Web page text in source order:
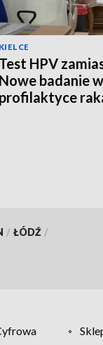
KIELCE
Test HPV
Nowe badanie w
profilaktyce
/ ŁÓDŹ /